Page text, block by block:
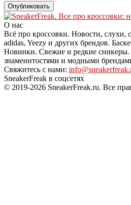
О нас
Всё про кроссовки. Новости, слухи,
adidas, Yeezy и других брендов.
Новинки. Свежие и редкие сникеры.
знаменитостями и модными
Свяжитесь с нами:
SneakerFreak в соцсетях
© 2019-2026 SneakerFreak.ru. Все